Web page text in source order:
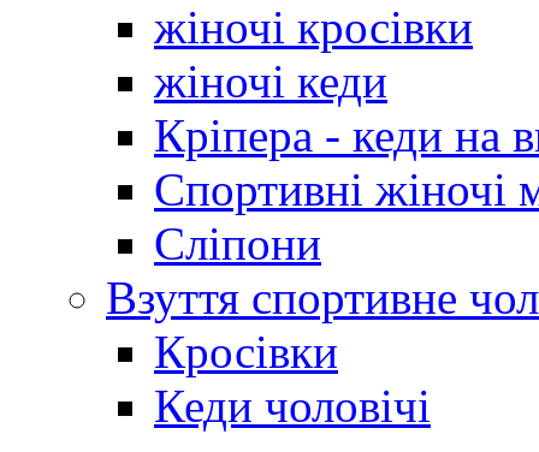
жіночі кросівки
жіночі кеди
Кріпера - кеди на
Спортивні жіночі
Сліпони
Взуття спортивне
Кросівки
Кеди чоловічі